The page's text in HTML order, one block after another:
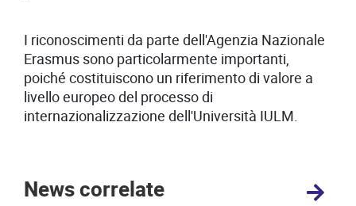
I riconoscimenti da parte dell'Agenzia Nazionale
Erasmus sono particolarmente importanti,
poiché costituiscono un riferimento di valore a
livello europeo del processo di
internazionalizzazione dell'Università IULM.
News correlate